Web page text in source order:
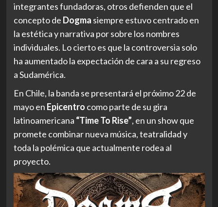
integrantes fundadoras, otros defienden que el
concepto de Dogma siempre estuvo centrado en
la estética y narrativa por sobre los nombres
individuales. Lo cierto es que la controversia solo
ha aumentado la expectación de cara a su regreso
a Sudamérica.
En Chile, la banda se presentará el próximo 22 de
mayo en Epicentro como parte de su gira
latinoamericana “Time To Rise”, en un show que
promete combinar nueva música, teatralidad y
toda la polémica que actualmente rodea al
proyecto.